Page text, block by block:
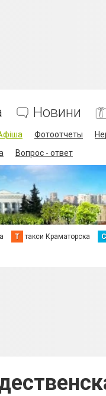
Новини
Фотоотчеты
Вопрос - ответ
Т такси Краматорска С